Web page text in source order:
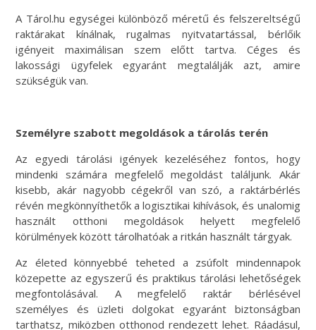
A Tárol.hu egységei különböző méretű és felszereltségű
raktárakat kínálnak, rugalmas nyitvatartással, bérlőik
igényeit maximálisan szem előtt tartva. Céges és
lakossági ügyfelek egyaránt megtalálják azt, amire
szükségük van.
Személyre szabott megoldások a tárolás terén
Az egyedi tárolási igények kezeléséhez fontos, hogy
mindenki számára megfelelő megoldást találjunk. Akár
kisebb, akár nagyobb cégekről van szó, a raktárbérlés
révén megkönnyíthetők a logisztikai kihívások, és unalomig
használt otthoni megoldások helyett megfelelő
körülmények között tárolhatóak a ritkán használt tárgyak.
Az életed könnyebbé teheted a zsúfolt mindennapok
közepette az egyszerű és praktikus tárolási lehetőségek
megfontolásával. A megfelelő raktár bérlésével
személyes és üzleti dolgokat egyaránt biztonságban
tarthatsz, miközben otthonod rendezett lehet. Ráadásul,